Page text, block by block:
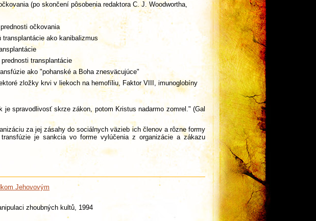
(po skončení pôsobenia redaktora C. J. Woodwortha,
očkovania
ako kanibalizmus
transplantácie
ako "pohanské a Boha znesväcujúce"
zložky krvi v liekoch na hemofíliu, Faktor VIII, imunoglobíny
je spravodlivosť skrze zákon, potom Kristus nadarmo zomrel." (Gal
za jej zásahy do sociálnych väzieb ich členov a rôzne formy
je sankcia vo forme vylúčenia z organizácie a zákazu
Jehovovým
zhoubných kultů, 1994